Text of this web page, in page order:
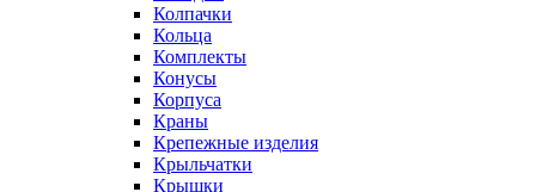
Колпачки
Кольца
Комплекты
Конусы
Корпуса
Краны
Крепежные изделия
Крыльчатки
Крышки